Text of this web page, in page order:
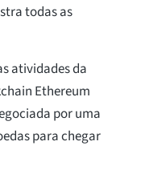
todas as
atividades da
Ethereum
por uma
para chegar